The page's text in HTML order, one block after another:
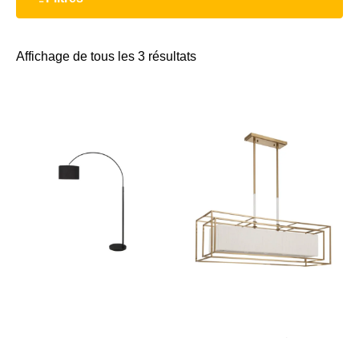
Affichage de tous les 3 résultats